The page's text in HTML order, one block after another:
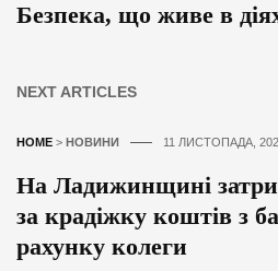
Безпека, що живе в
NEXT ARTICLES
HOME > НОВИНИ 11 ЛИСТОПАДА,
На Ладижинщині
за крадіжку коштів з
рахунку колеги